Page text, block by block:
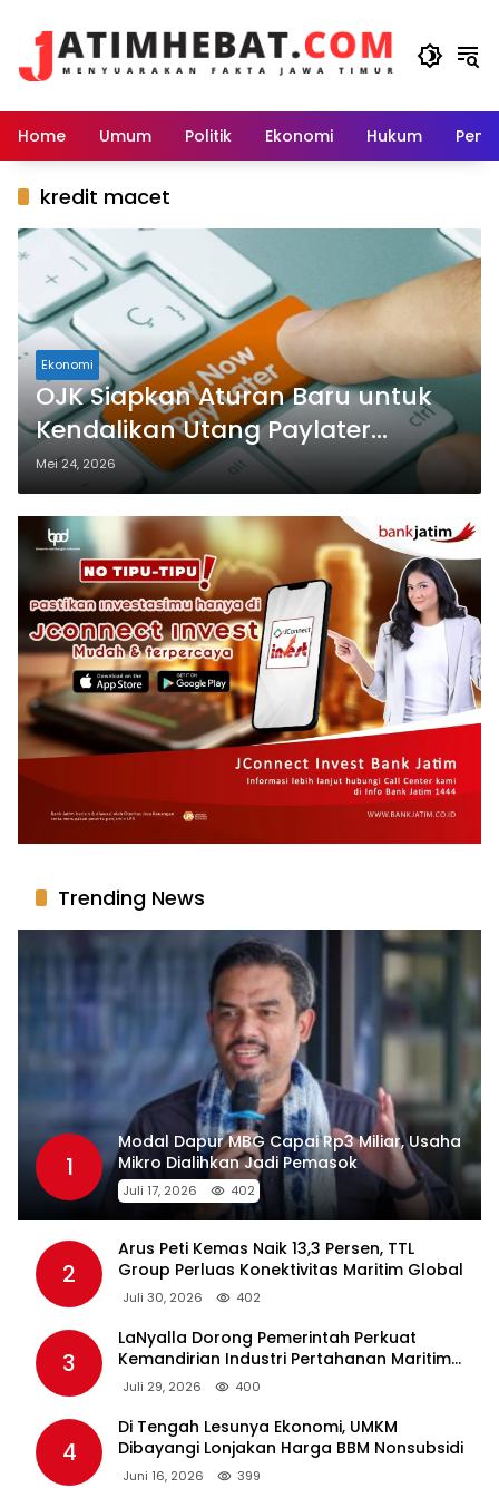
Home Umum Politik Ekonomi Hukum
kredit macet
Ekonomi
OJK Siapkan Aturan Baru untuk
Kendalikan Utang Paylater
Masyarakat
Mei 24, 2026
Trending News
1
Modal Dapur MBG Capai Rp3 Miliar, Usaha
Mikro Dialihkan Jadi Pemasok
Juli 17, 2026 402
2
Arus Peti Kemas Naik 13,3 Persen, TTL
Group Perluas Konektivitas Maritim Global
Juli 30, 2026 402
3
LaNyalla Dorong Pemerintah Perkuat
Kemandirian Industri Pertahanan Maritim
Lewat PT PAL
Juli 29, 2026 400
4
Di Tengah Lesunya Ekonomi, UMKM
Dibayangi Lonjakan Harga BBM Nonsubsidi
Juni 16, 2026 399